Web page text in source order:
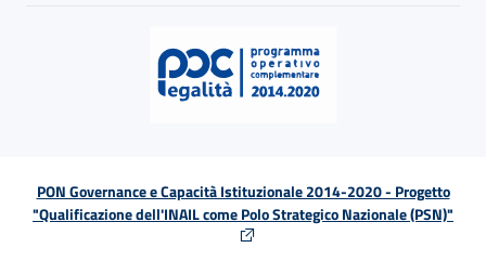
PON Governance e Capacità Istituzionale 2014-2020 - Progetto
"Qualificazione dell'INAIL come Polo Strategico Nazionale (PSN)"